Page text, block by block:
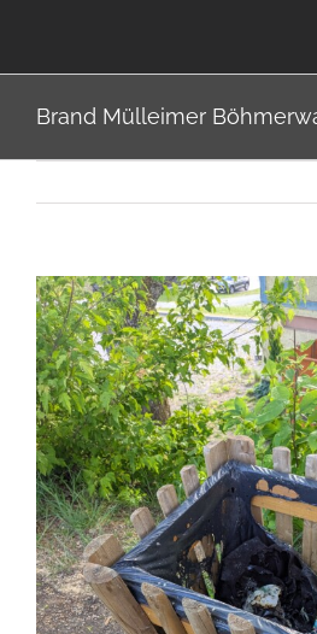
Brand Mülleimer
Zeige
grösseres
Bild